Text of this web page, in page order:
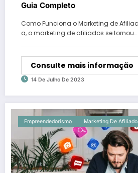
Guia Completo
Como Funciona o Marketing de
a, o marketing de afiliados se tornou…
Consulte mais informação
14 De Julho De 2023
Empreendedorismo Marketing De